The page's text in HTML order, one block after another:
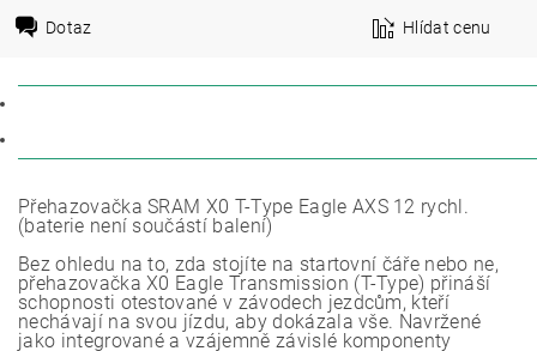
Dotaz Hlídat cenu
Přehazovačka SRAM X0 T-Type Eagle AXS 12 rychl.
(baterie není součástí balení)
Bez ohledu na to, zda stojíte na startovní čáře nebo ne,
přehazovačka X0 Eagle Transmission (T-Type) přináší
schopnosti otestované v závodech jezdcům, kteří
nechávají na svou jízdu, aby dokázala vše. Navržené
jako integrované a vzájemně závislé komponenty